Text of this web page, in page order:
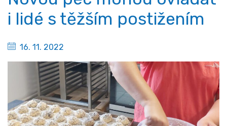
i lidé s těžším postižením
16. 11. 2022